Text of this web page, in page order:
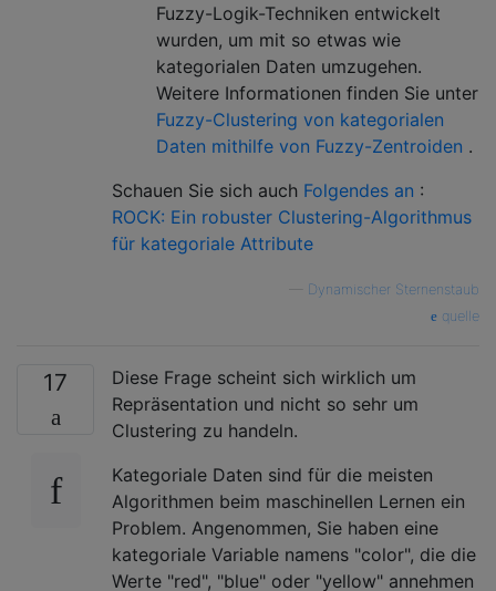
Fuzzy-Logik-Techniken entwickelt
wurden, um mit so etwas wie
kategorialen Daten umzugehen.
Weitere Informationen finden Sie unter
Fuzzy-Clustering von kategorialen
Daten mithilfe von Fuzzy-Zentroiden .
Schauen Sie sich auch Folgendes an :
ROCK: Ein robuster Clustering-Algorithmus
für kategoriale Attribute
Dynamischer Sternenstaub
quelle
17
Diese Frage scheint sich wirklich um
Repräsentation und nicht so sehr um
Clustering zu handeln.
Kategoriale Daten sind für die meisten
Algorithmen beim maschinellen Lernen ein
Problem. Angenommen, Sie haben eine
kategoriale Variable namens "color", die die
Werte "red", "blue" oder "yellow" annehmen